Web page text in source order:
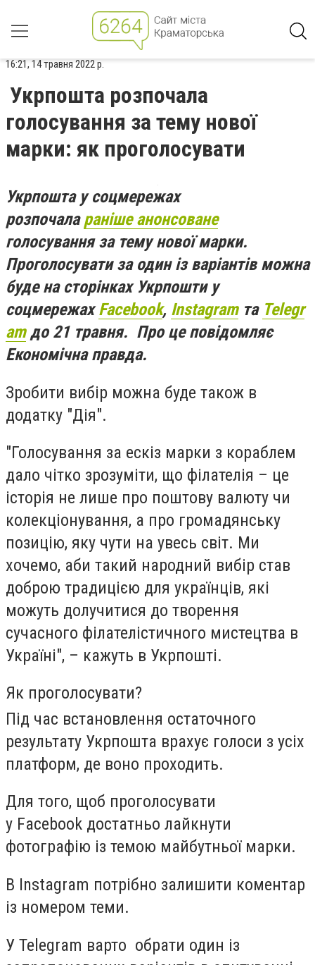
16:21, 14 травня 2022 р.
Укрпошта розпочала
голосування за тему нової
марки: як проголосувати
Укрпошта у соцмережах
розпочалараніше анонсоване
голосування за тему нової марки.
Проголосувати за один із варіантів можна
буде на сторінках Укрпошти у
соцмережахFacebook, Instagramта Telegr
amдо 21 травня. Про це повідомляє
Економічна правда.
Зробити вибір можна буде також в
додатку "Дія".
"Голосування за ескіз марки з кораблем
дало чітко зрозуміти, що філателія – це
історія не лише про поштову валюту чи
колекціонування, а про громадянську
позицію, яку чути на увесь світ. Ми
хочемо, аби такий народний вибір став
доброю традицією для українців, які
можуть долучитися до творення
сучасного філателістичного мистецтва в
Україні", – кажуть в Укрпошті.
Як проголосувати?
Під час встановлення остаточного
результату Укрпошта врахує голоси з усіх
платформ, де воно проходить.
Для того, щоб проголосувати
у Facebook достатньо лайкнути
фотографію із темою майбутньої марки.
В Instagram потрібно залишити коментар
із номером теми.
У Telegram варто обрати один із